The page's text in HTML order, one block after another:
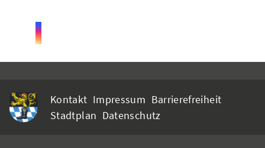
Kontakt Impressum Barrierefreiheit
Stadtplan Datenschutz